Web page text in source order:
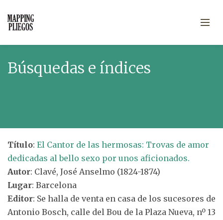
Búsquedas e índices
Título: El Cantor de las hermosas: Trovas de amor
dedicadas al bello sexo por unos aficionados.
Autor: Clavé, José Anselmo (1824-1874)
Lugar: Barcelona
Editor: Se halla de venta en casa de los sucesores de
Antonio Bosch, calle del Bou de la Plaza Nueva, nº 13